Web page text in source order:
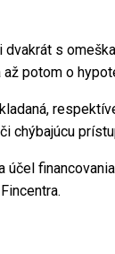
s
potom o
chýbajúcu